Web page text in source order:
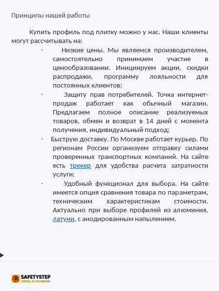
Принципы нашей работы
Купить профиль под плитку можно у нас. Наши клиенты
могут рассчитывать на:
·
Низкие цены. Мы являемся производителем,
самостоятельно принимаем участие в
ценообразовании. Инициируем акции, скидки
распродажи, программу лояльности для
постоянных клиентов;
·
Защиту прав потребителей. Точка интернет-
продаж работает как обычный магазин.
Предлагаем полное описание реализуемых
товаров, обмен и возврат в 14 дней с момента
получения, индивидуальный подход;
·
Быструю доставку. По Москве работает курьер. По
регионам России организуем отправку силами
проверенных транспортных компаний. На сайте
естьтрекер для удобства расчета затратности
услуги;
·
Удобный функционал для выбора. На сайте
имеется опция сравнения товара по параметрам,
техническим характеристикам стоимости.
Актуально при выборе профилей из алюминия,
латуни, с анодированным напылением.